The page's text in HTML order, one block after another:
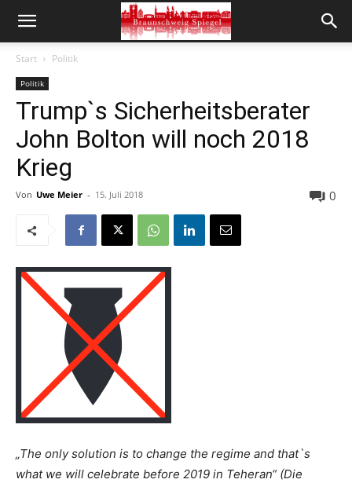
Start Politik
Politik
Trump`s Sicherheitsberater
John Bolton will noch 2018
Krieg
Von Uwe Meier - 15. Juli 2018 0
„The only solution is to change the regime and that`s
what we will celebrate before 2019 in Teheran“ (Die